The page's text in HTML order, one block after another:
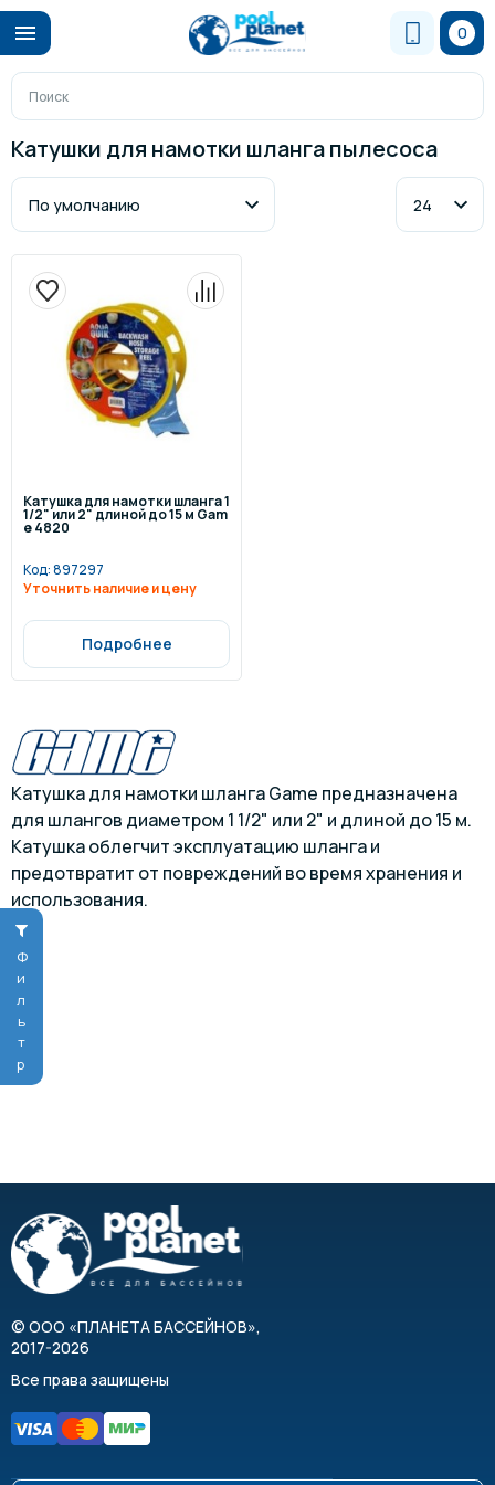
0
Фильтр
Катушки для намотки шланга пылесоса
Катушка для намотки шланга 1
1/2" или 2" длиной до 15 м Gam
e 4820
Код:897297
Уточнить наличие и цену
Подробнее
Катушка для намотки шланга Game предназначена
для шлангов диаметром 1 1/2" или 2" и длиной до 15 м.
Катушка облегчит эксплуатацию шланга и
предотвратит от повреждений во время хранения и
использования.
© ООО «ПЛАНЕТА БАССЕЙНОВ»,
2017-2026
Все права защищены